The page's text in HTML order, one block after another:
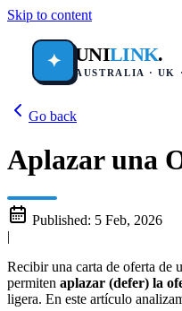
Skip to content
✦ UNILINK.
AUSTRALIA · UK
Go back
Aplazar una
Published: 5 Feb, 2026
|
Recibir una carta de oferta de
permiten aplazar (defer) la
ligera. En este artículo